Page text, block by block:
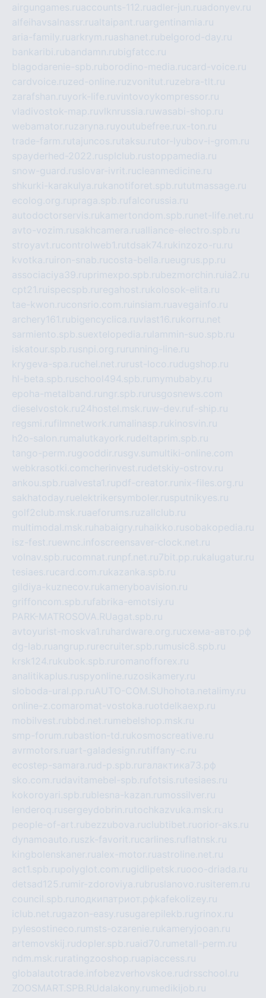
airgungames.ruaccounts-112.ruadler-jun.ruadonyev.ru
alfeihavsalnassr.rualtaipant.ruargentinamia.ru
aria-family.ruarkrym.ruashanet.rubelgorod-day.ru
bankaribi.rubandamn.rubigfatcc.ru
blagodarenie-spb.ruborodino-media.rucard-voice.ru
cardvoice.ruzed-online.ruzvonitut.ruzebra-tlt.ru
zarafshan.ruyork-life.ruvintovoykompressor.ru
vladivostok-map.ruvlknrussia.ruwasabi-shop.ru
webamator.ruzaryna.ruyoutubefree.rux-ton.ru
trade-farm.rutajuncos.rutaksu.rutor-lyubov-i-grom.ru
spayderhed-2022.rusplclub.rustoppamedia.ru
snow-guard.ruslovar-ivrit.rucleanmedicine.ru
shkurki-karakulya.rukanotiforet.spb.rututmassage.ru
ecolog.org.rupraga.spb.rufalcorussia.ru
autodoctorservis.rukamertondom.spb.ru net-life.net.ru
avto-vozim.rusakhcamera.rualliance-electro.spb.ru
stroyavt.rucontrolweb1.rutdsak74.rukinzozo-ru.ru
kvotka.ru iron-snab.rucosta-bella.rueugrus.pp.ru
associaciya39.ruprimexpo.spb.rubezmorchin.ru ia2.ru
cpt21.ru ispecspb.ru regahost.rukolosok-elita.ru
tae-kwon.ruconsrio.com.ru insiam.ruavegainfo.ru
archery161.rubigencyclica.ruvlast16.rukorru.net
sarmiento.spb.suextelopedia.ru lammin-suo.spb.ru
iskatour.spb.rusnpi.org.ru running-line.ru
krygeva-spa.ruchel.net.ru rust-loco.rudugshop.ru
hl-beta.spb.ruschool494.spb.ru mymubaby.ru
epoha-metalband.ru ngr.spb.ru rusgosnews.com
dieselvostok.ru24hostel.msk.ruw-dev.ruf-ship.ru
regsmi.rufilmnetwork.ru malinasp.rukinosvin.ru
h2o-salon.ru malutkayork.rudeltaprim.spb.ru
tango-perm.rugooddir.rusgv.su multiki-online.com
webkrasotki.comcherinvest.rudetskiy-ostrov.ru
ankou.spb.rualvesta1.rupdf-creator.ru nix-files.org.ru
sakhatoday.ruelektrikersymboler.rusputnikyes.ru
golf2club.msk.ruaeforums.ruzallclub.ru
multimodal.msk.ru habaigry.ru haikko.rusobakopedia.ru
isz-fest.ruewnc.infoscreensaver-clock.net.ru
volnav.spb.rucomnat.ru npf.net.ru 7bit.pp.rukalugatur.ru
tesiaes.rucard.com.rukazanka.spb.ru
gildiya-kuznecov.rukameryboavision.ru
griffoncom.spb.rufabrika-emotsiy.ru
PARK-MATROSOVA.RUagat.spb.ru
avtoyurist-moskva1.ru hardware.org.ruсхема-авто.рф
dg-lab.ruangrup.ru recruiter.spb.ru music8.spb.ru
krsk124.rukubok.spb.ru romanofforex.ru
analitikaplus.ruspyonline.ruzosikamery.ru
sloboda-ural.pp.ruAUTO-COM.SU hohota.net alimy.ru
online-z.comaromat-vostoka.ruotdelkaexp.ru
mobilvest.rubbd.net.ru mebelshop.msk.ru
smp-forum.rubastion-td.rukosmoscreative.ru
avrmotors.ruart-galadesign.rutiffany-c.ru
ecostep-samara.rud-p.spb.ru галактика73.рф
sko.com.rudavitamebel-spb.rufotsis.rutesiaes.ru
kokoroyari.spb.rublesna-kazan.ru mossilver.ru
lenderoq.rusergeydobrin.rutochkazvuka.msk.ru
people-of-art.rubezzubova.ruclubtibet.ruorior-aks.ru
dynamoauto.ruszk-favorit.rucarlines.ruflatnsk.ru
kingbolenskaner.rualex-motor.ruastroline.net.ru
act1.spb.rupolyglot.com.rugidlipetsk.ruooo-driada.ru
detsad125.ru mir-zdoroviya.rubruslanovo.rusiterem.ru
council.spb.ruлодкипатриот.рфkafekolizey.ru
iclub.net.rugazon-easy.rusugarepilekb.rugrinox.ru
pylesostineco.ru msts-ozarenie.rukameryjooan.ru
artemovskij.rudopler.spb.ruaid70.ru metall-perm.ru
ndm.msk.ru ratingzooshop.ruapiaccess.ru
globalautotrade.info bezverhovskoe.rudrsschool.ru
ZOOSMART.SPB.RUdalakony.ru medikijob.ru